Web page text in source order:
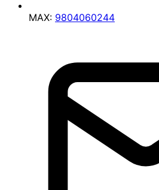
MAX: 9804060244